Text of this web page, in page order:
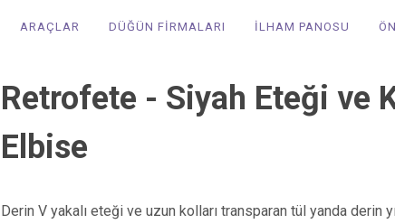
ARAÇLAR DÜĞÜN FİRMALARI İLHAM PANOSU
Retrofete - Siyah Eteği ve
Elbise
Derin V yakalı eteği ve uzun kolları transparan tül yanda derin